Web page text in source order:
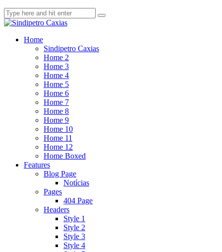
Home
Sindipetro Caxias
Home 2
Home 3
Home 4
Home 5
Home 6
Home 7
Home 8
Home 9
Home 10
Home 11
Home 12
Home Boxed
Features
Blog Page
Notícias
Pages
404 Page
Headers
Style 1
Style 2
Style 3
Style 4